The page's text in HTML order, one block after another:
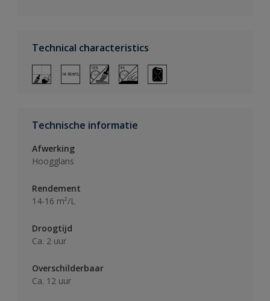
Technical characteristics
Technische informatie
Afwerking
Hoogglans
Rendement
14-16 m²/L
Droogtijd
Ca. 2 uur
Overschilderbaar
Ca. 12 uur